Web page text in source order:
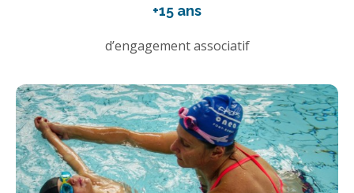
+15 ans
d’engagement associatif